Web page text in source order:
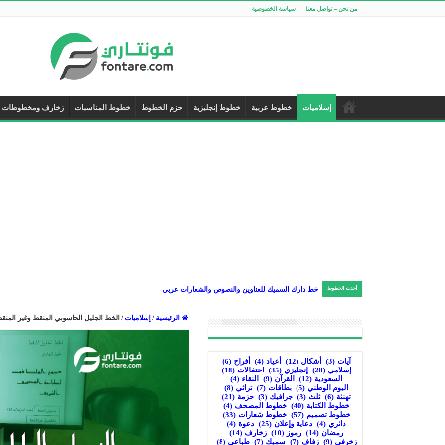
من نحن – تواصل معنا سياسة الخصوصية
إسلاميات خطوط عربية خطوط إنجليزية حزم الخطوط خطوط المناسبات زخارف ومخطوطات
أحدث الخطوط خط دارك السميك للعناوين والنصوص والشعارات عربي إنجليزي فارسي
الرئيسية / إسلاميات / الخط الجليل الحاسوبي المنقط وغير
آيات (3) أشكال (12) أعياد (4) أفراح (6)
إسلامي (28) إنجليزي (35) احتفالات (18)
السعودية (12) القرآن (9) النقاء (4)
اليوم الوطني (5) بطاقات (7) تراثي (8)
تهنئة (6) ثلث (3) جرافيك (3) حزمة (21)
خطوط الكتابة (40) خطوط المصحف (4)
خطوط تصميم (57) خطوط شعارات (33)
دائري (4) دعاية وإعلان (25) دعوة (4)
رمضان (14) رموز (10) زخارف (14)
زخرفي (9) زفاف (7) سميك (7) طباعي (8)